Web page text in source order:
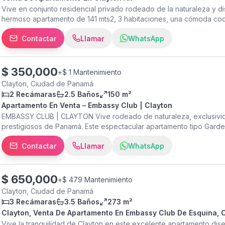
Vive en conjunto residencial privado rodeado de la naturaleza y
hermoso apartamento de 141 mts2, 3 habitaciones, una cómoda
donde compartir con tu familia, Aire acondicionado splits en las
cuarto y baño de empleados, area de Lavandería. Puestos
eléctrica TOTAL. Balcón con vista a área Verde. Clayton Park I
Contactar Llamar WhatsApp
$ 350,000+$ 1 Mantenimiento
Clayton, Ciudad de Panamá
2 Recámaras
2.5 Baños
150 m²
Apartamento En Venta – Embassy Club | Clayton
EMBASSY CLUB | CLAYTON Vive rodeado de naturaleza,
prestigiosos de Panamá. Este espectacular apartamento tipo
la comodidad de vivir con acceso directo a áreas verdes.
2.5 baños Moderna cocina abierta integrada al área social Sala y
estacionamientos Depósito Embassy Club ofrece un estilo de
rodeados de naturaleza Áreas de juegos infantiles Ambientes
oportunidad para quienes buscan comodidad, privacidad y una
Albrook, colegios internacionales y el Corredor Norte. ¡Agenda tu
Contactar Llamar WhatsApp
$ 650,000+$ 479 Mantenimiento
Clayton, Ciudad de Panamá
3 Recámaras
3.5 Baños
273 m²
Clayton, Venta De Apartamento En Embassy Club De Esquina,